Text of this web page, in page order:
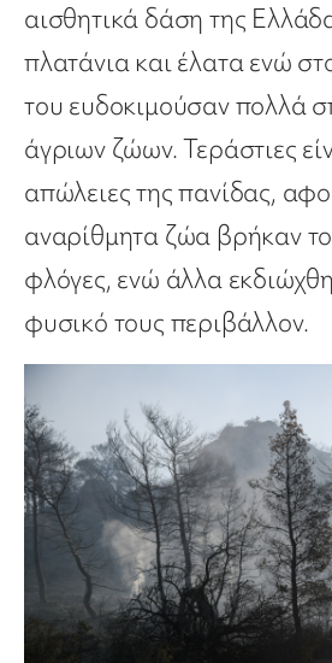
αισθητικά δάση της
πλατάνια και έλατα ενώ
του ευδοκιμούσαν πολλά
άγριων ζώων. Τεράστιες
απώλειες της πανίδας,
αναρίθμητα ζώα βρήκαν
φλόγες, ενώ άλλα
φυσικό τους περιβάλλον.